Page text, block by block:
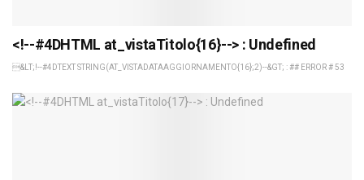
<!--#4DHTML at_vistaTitolo{16}--> : Undefined
&LT;!--#4DTEXT STRING(AT_VISTADATAAGGIORNAMENTO{16};2)--&GT; : ## ERROR # 53